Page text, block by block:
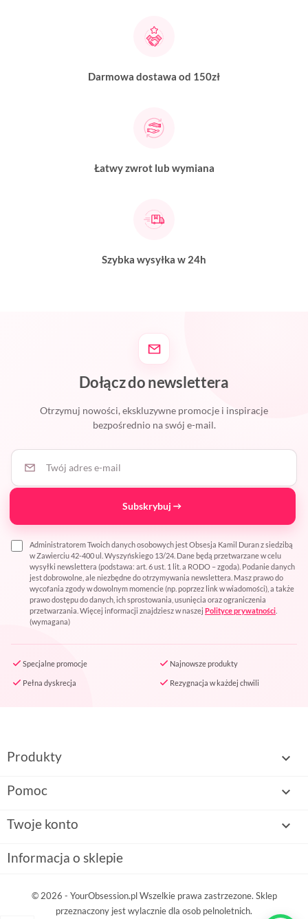
Darmowa dostawa od 150zł
Łatwy zwrot lub wymiana
Szybka wysyłka w 24h
Dołącz do newslettera
Otrzymuj nowości, ekskluzywne promocje i inspiracje
bezpośrednio na swój e-mail.
Twój adres e-mail
Subskrybuj
Administratorem Twoich danych osobowych jest Obsesja Kamil Duran z siedzibą
w Zawierciu 42-400 ul. Wyszyńskiego 13/24. Dane będą przetwarzane w celu
wysyłki newslettera (podstawa: art. 6 ust. 1 lit. a RODO – zgoda). Podanie danych
jest dobrowolne, ale niezbędne do otrzymywania newslettera. Masz prawo do
wycofania zgody w dowolnym momencie (np. poprzez link w wiadomości), a także
prawo dostępu do danych, ich sprostowania, usunięcia oraz ograniczenia
przetwarzania. Więcej informacji znajdziesz w naszej Polityce prywatności
(wymagana)
Specjalne promocje Najnowsze produkty
Pełna dyskrecja Rezygnacja w każdej chwili
Produkty 
Pomoc 
Twoje konto 
Informacja o sklepie
© 2026 - YourObsession.pl Wszelkie prawa zastrzezone. Sklep
przeznaczony jest wylacznie dla osob pelnoletnich.